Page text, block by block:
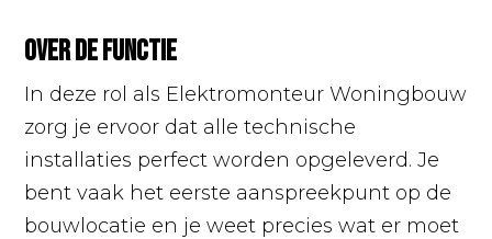
Over de functie
In deze rol als Elektromonteur Woningbouw
zorg je ervoor dat alle technische
installaties perfect worden opgeleverd. Je
bent vaak het eerste aanspreekpunt op de
bouwlocatie en je weet precies wat er moet